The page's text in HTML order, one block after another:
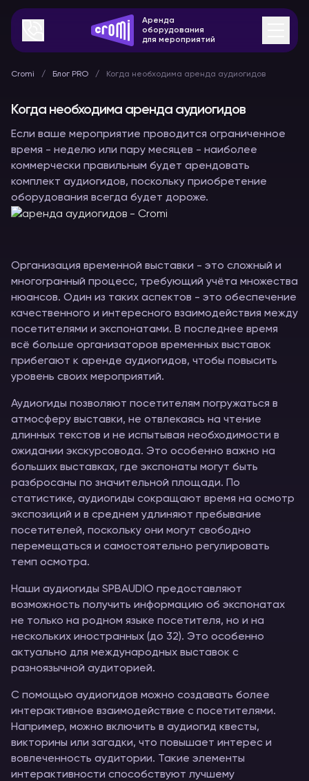
Аренда
оборудования
для мероприятий
Cromi Блог PRO Когда необходима аренда аудиогидов
Когда необходима аренда аудиогидов
Если ваше мероприятие проводится ограниченное
время - неделю или пару месяцев - наиболее
коммерчески правильным будет арендовать
комплект аудиогидов, поскольку приобретение
оборудования всегда будет дороже.
Организация временной выставки - это сложный и
многогранный процесс, требующий учёта множества
нюансов. Один из таких аспектов - это обеспечение
качественного и интересного взаимодействия между
посетителями и экспонатами. В последнее время
всё больше организаторов временных выставок
прибегают к аренде аудиогидов, чтобы повысить
уровень своих мероприятий.
Аудиогиды позволяют посетителям погружаться в
атмосферу выставки, не отвлекаясь на чтение
длинных текстов и не испытывая необходимости в
ожидании экскурсовода. Это особенно важно на
больших выставках, где экспонаты могут быть
разбросаны по значительной площади. По
статистике, аудиогиды сокращают время на осмотр
экспозиций и в среднем удлиняют пребывание
посетителей, поскольку они могут свободно
перемещаться и самостоятельно регулировать
темп осмотра.
Наши аудиогиды SPBAUDIO предоставляют
возможность получить информацию об экспонатах
не только на родном языке посетителя, но и на
нескольких иностранных (до 32). Это особенно
актуально для международных выставок с
разноязычной аудиторией.
С помощью аудиогидов можно создавать более
интерактивное взаимодействие с посетителями.
Например, можно включить в аудиогид квесты,
викторины или загадки, что повышает интерес и
вовлеченность аудитории. Такие элементы
интерактивности способствуют лучшему